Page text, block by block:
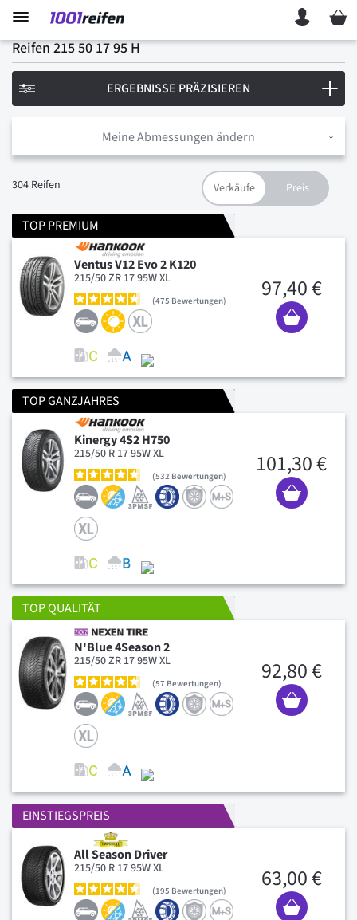
Mein
Reifen 215 50 17 95 H
Meine Abmessungen ändern
304 Reifen
TOP PREMIUM
Ventus V12 Evo 2 K120
215/50 ZR 17 95W XL
475 Bewertungen 97,40 €
TOP GANZJAHRES
Kinergy 4S2 H750
215/50 R 17 95W XL
532 Bewertungen 101,30 €
TOP QUALITÄT
N'Blue 4Season 2
215/50 ZR 17 95W XL
57 Bewertungen 92,80 €
EINSTIEGSPREIS
All Season Driver
215/50 R 17 95W XL
195 Bewertungen 63,00 €
ERGEBNISSE PRÄZISIEREN